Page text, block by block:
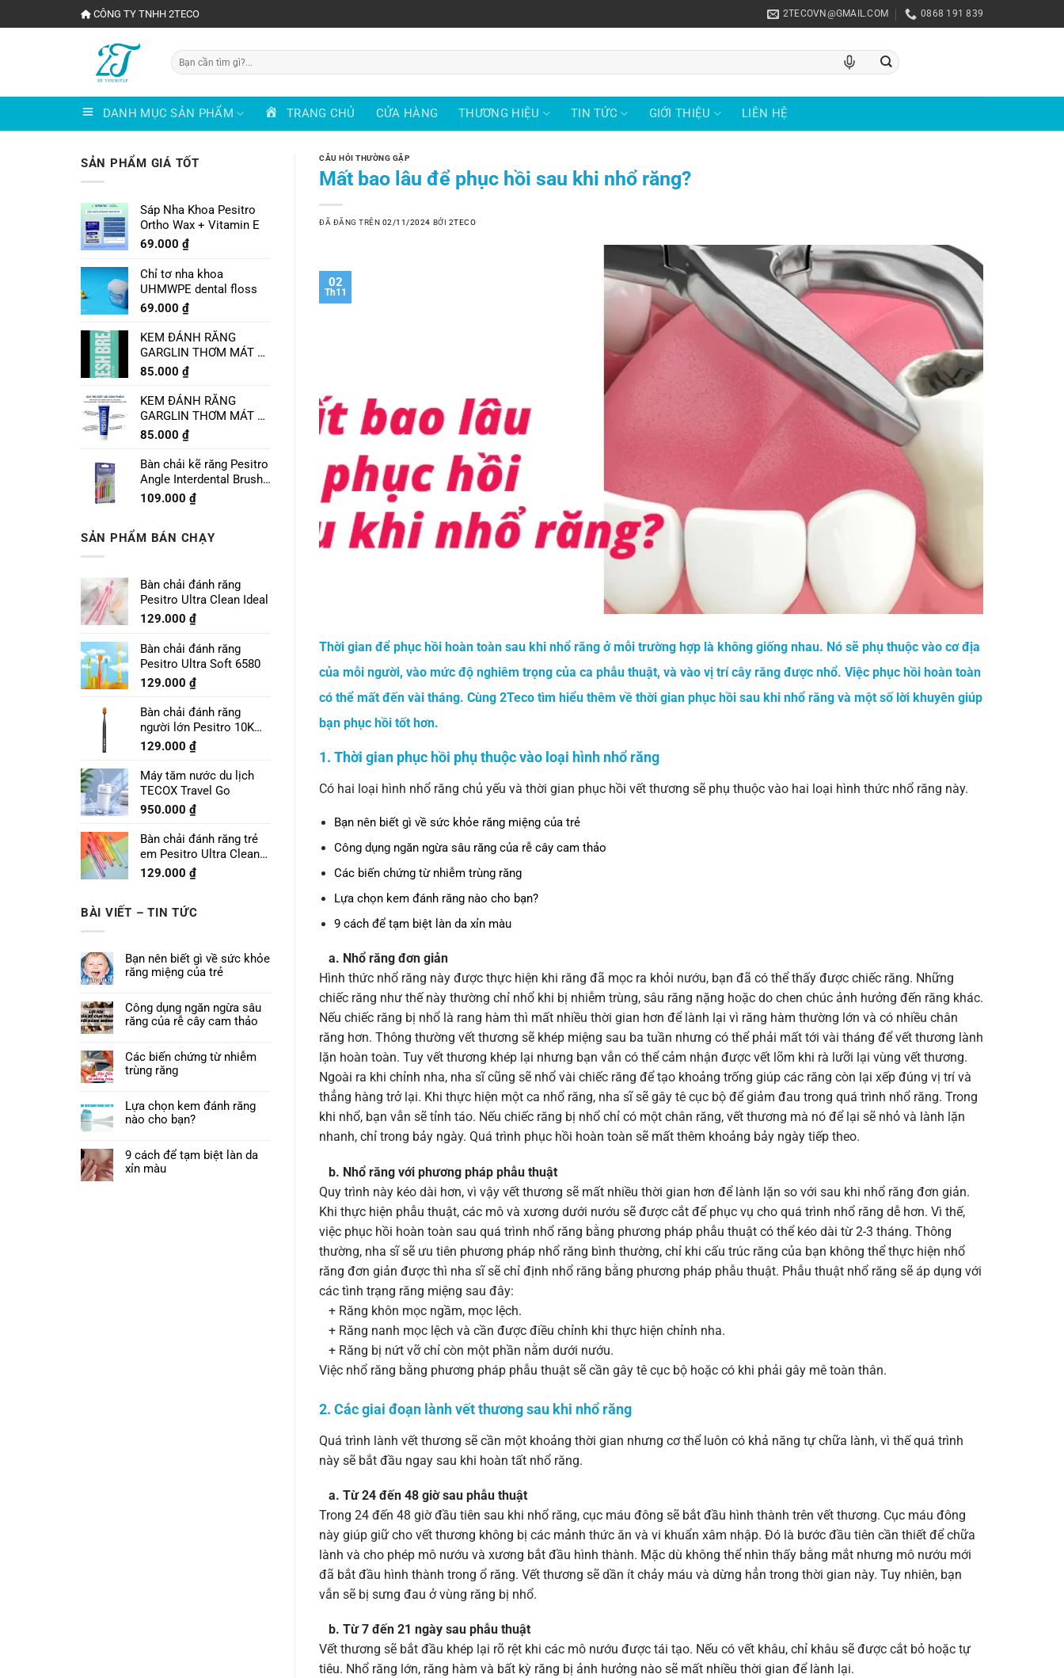
đến
CÔNG TY TNHH 2TECO 2TECOVN@GMAIL.COM 0868 191 839
Tìm
kiếm:
DANH MỤC SẢN PHẨM TRANG CHỦ CỬA HÀNG THƯƠNG HIỆU TIN TỨC GIỚI THIỆU LIÊN HỆ
SẢN PHẨM GIÁ TỐT
Sáp Nha Khoa Pesitro
Ortho Wax + Vitamin E
69.000 ₫
Chỉ tơ nha khoa
UHMWPE dental floss
69.000 ₫
KEM ĐÁNH RĂNG
GARGLIN THƠM MÁT VỊ
CHANH LIME MINT
85.000 ₫
KEM ĐÁNH RĂNG
GARGLIN THƠM MÁT VỊ
BẠC HÀ SPEARMINT
85.000 ₫
Bàn chải kẽ răng Pesitro
Angle Interdental Brush
Size 1 - 0.7mm
109.000 ₫
SẢN PHẨM BÁN CHẠY
Bàn chải đánh răng
Pesitro Ultra Clean Ideal
129.000 ₫
Bàn chải đánh răng
Pesitro Ultra Soft 6580
129.000 ₫
Bàn chải đánh răng
người lớn Pesitro 10K
Pro
129.000 ₫
Máy tăm nước du lịch
TECOX Travel Go
950.000 ₫
Bàn chải đánh răng trẻ
em Pesitro Ultra Clean
Prime 7680
129.000 ₫
BÀI VIẾT – TIN TỨC
Bạn nên biết gì về sức khỏe
răng miệng của trẻ
Công dụng ngăn ngừa sâu
răng của rễ cây cam thảo
Các biến chứng từ nhiễm
trùng răng
Lựa chọn kem đánh răng
nào cho bạn?
9 cách để tạm biệt làn da
xỉn màu
CÂU HỎI THƯỜNG GẶP
Mất bao lâu để phục hồi sau khi nhổ răng?
ĐÃ ĐĂNG TRÊN 02/11/2024 BỞI 2TECO
02
Th11
Thời gian để phục hồi hoàn toàn sau khi nhổ răng ở mỗi trường hợp là không giống nhau. Nó sẽ phụ thuộc vào cơ địa
của mỗi người, vào mức độ nghiêm trọng của ca phẫu thuật, và vào vị trí cây răng được nhổ. Việc phục hồi hoàn toàn
có thể mất đến vài tháng. Cùng 2Teco tìm hiểu thêm về thời gian phục hồi sau khi nhổ răng và một số lời khuyên giúp
bạn phục hồi tốt hơn.
1. Thời gian phục hồi phụ thuộc vào loại hình nhổ răng
Có hai loại hình nhổ răng chủ yếu và thời gian phục hồi vết thương sẽ phụ thuộc vào hai loại hình thức nhổ răng này.
Bạn nên biết gì về sức khỏe răng miệng của trẻ
Công dụng ngăn ngừa sâu răng của rễ cây cam thảo
Các biến chứng từ nhiễm trùng răng
Lựa chọn kem đánh răng nào cho bạn?
9 cách để tạm biệt làn da xỉn màu
a. Nhổ răng đơn giản
Hình thức nhổ răng này được thực hiện khi răng đã mọc ra khỏi nướu, bạn đã có thể thấy được chiếc răng. Những
chiếc răng như thế này thường chỉ nhổ khi bị nhiễm trùng, sâu răng nặng hoặc do chen chúc ảnh hưởng đến răng khác.
Nếu chiếc răng bị nhổ là rang hàm thì mất nhiều thời gian hơn để lành lại vì răng hàm thường lớn và có nhiều chân
răng hơn. Thông thường vết thương sẽ khép miệng sau ba tuần nhưng có thể phải mất tới vài tháng để vết thương lành
lặn hoàn toàn. Tuy vết thương khép lại nhưng bạn vẫn có thể cảm nhận được vết lõm khi rà lưỡi lại vùng vết thương.
Ngoài ra khi chỉnh nha, nha sĩ cũng sẽ nhổ vài chiếc răng để tạo khoảng trống giúp các răng còn lại xếp đúng vị trí và
thẳng hàng trở lại. Khi thực hiện một ca nhổ răng, nha sĩ sẽ gây tê cục bộ để giảm đau trong quá trình nhổ răng. Trong
khi nhổ, bạn vẫn sẽ tỉnh táo. Nếu chiếc răng bị nhổ chỉ có một chân răng, vết thương mà nó để lại sẽ nhỏ và lành lặn
nhanh, chỉ trong bảy ngày. Quá trình phục hồi hoàn toàn sẽ mất thêm khoảng bảy ngày tiếp theo.
b. Nhổ răng với phương pháp phẫu thuật
Quy trình này kéo dài hơn, vì vậy vết thương sẽ mất nhiều thời gian hơn để lành lặn so với sau khi nhổ răng đơn giản.
Khi thực hiện phẫu thuật, các mô và xương dưới nướu sẽ được cắt để phục vụ cho quá trình nhổ răng dễ hơn. Vì thế,
việc phục hồi hoàn toàn sau quá trình nhổ răng bằng phương pháp phẫu thuật có thể kéo dài từ 2-3 tháng. Thông
thường, nha sĩ sẽ ưu tiên phương pháp nhổ răng bình thường, chỉ khi cấu trúc răng của bạn không thể thực hiện nhổ
răng đơn giản được thì nha sĩ sẽ chỉ định nhổ răng bằng phương pháp phẫu thuật. Phẫu thuật nhổ răng sẽ áp dụng với
các tình trạng răng miệng sau đây:
+ Răng khôn mọc ngầm, mọc lệch.
+ Răng nanh mọc lệch và cần được điều chỉnh khi thực hiện chỉnh nha.
+ Răng bị nứt vỡ chỉ còn một phần nằm dưới nướu.
Việc nhổ răng bằng phương pháp phẫu thuật sẽ cần gây tê cục bộ hoặc có khi phải gây mê toàn thân.
2. Các giai đoạn lành vết thương sau khi nhổ răng
Quá trình lành vết thương sẽ cần một khoảng thời gian nhưng cơ thể luôn có khả năng tự chữa lành, vì thế quá trình
này sẽ bắt đầu ngay sau khi hoàn tất nhổ răng.
a. Từ 24 đến 48 giờ sau phẫu thuật
Trong 24 đến 48 giờ đầu tiên sau khi nhổ răng, cục máu đông sẽ bắt đầu hình thành trên vết thương. Cục máu đông
này giúp giữ cho vết thương không bị các mảnh thức ăn và vi khuẩn xâm nhập. Đó là bước đầu tiên cần thiết để chữa
lành và cho phép mô nướu và xương bắt đầu hình thành. Mặc dù không thể nhìn thấy bằng mắt nhưng mô nướu mới
đã bắt đầu hình thành trong ổ răng. Vết thương sẽ dần ít chảy máu và dừng hẳn trong thời gian này. Tuy nhiên, bạn
vẫn sẽ bị sưng đau ở vùng răng bị nhổ.
b. Từ 7 đến 21 ngày sau phẫu thuật
Vết thương sẽ bắt đầu khép lại rõ rệt khi các mô nướu được tái tạo. Nếu có vết khâu, chỉ khâu sẽ được cắt bỏ hoặc tự
tiêu. Nhổ răng lớn, răng hàm và bất kỳ răng bị ảnh hưởng nào sẽ mất nhiều thời gian để lành lại.